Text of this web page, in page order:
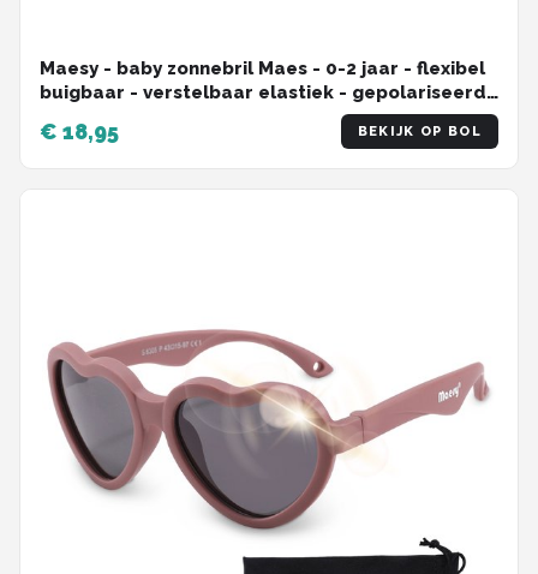
Maesy - baby zonnebril Maes - 0-2 jaar - flexibel
buigbaar - verstelbaar elastiek - gepolariseerde
UV400 bescherming - jongens en meisjes -
hartvormige babyzonnebril - licht roze
€ 18,95 BEKIJK OP BOL